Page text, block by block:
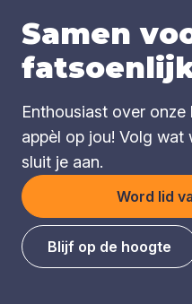
Samen
Enthousiast over
appèl op jou! Volg wat
sluit je aan.
Word lid
Blijf op de hoogte